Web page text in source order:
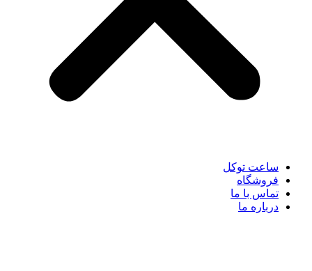
ساعت توکل
فروشگاه
تماس با ما
درباره ما